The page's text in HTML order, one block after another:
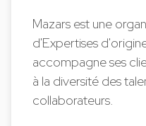
Mazars est une
d'Expertises
accompagne ses
à la diversité des
collaborateurs.